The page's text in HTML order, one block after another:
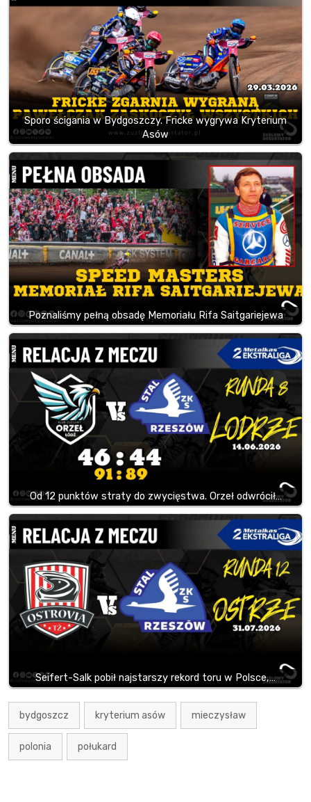
Sporo ścigania w Bydgoszczy. Fricke wygrywa Kryterium
Asów
Poznaliśmy pełną obsadę Memoriału Rifa Saitgariejewa
Od 12 punktów straty do zwycięstwa. Orzeł odwrócił…
Seifert-Salk pobił najstarszy rekord toru w Polsce,…
bydgoszcz kryterium asów mieczysław
polonia połukard